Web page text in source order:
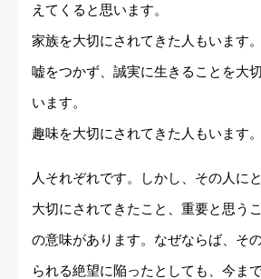
えてくると思います。
家族を大切にされてきた人もいます。
嘘をつかず、誠実に生きることを大
います。
趣味を大切にされてきた人もいます。
人それぞれです。しかし、その人に
大切にされてきたこと、重要と思う
の意味があります。なぜならば、そ
られる絶望に陥ったとしても、今ま